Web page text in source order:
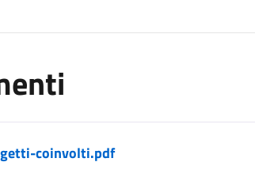
coinvolti.pdf